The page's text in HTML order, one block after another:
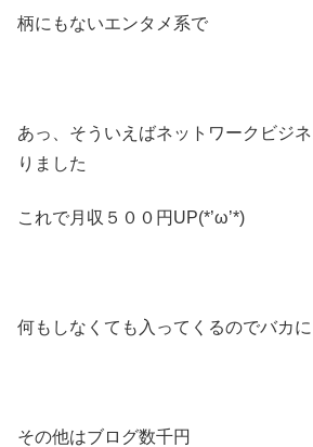
柄にもないエンタメ系で
あっ、そういえばネットワークビジ
りました
これで月収５００円UP(*’ω’*)
何もしなくても入ってくるのでバカ
その他はブログ数千円